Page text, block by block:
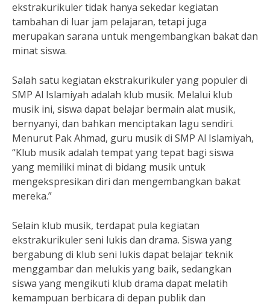
ekstrakurikuler tidak hanya sekedar kegiatan
tambahan di luar jam pelajaran, tetapi juga
merupakan sarana untuk mengembangkan bakat dan
minat siswa.
Salah satu kegiatan ekstrakurikuler yang populer di
SMP Al Islamiyah adalah klub musik. Melalui klub
musik ini, siswa dapat belajar bermain alat musik,
bernyanyi, dan bahkan menciptakan lagu sendiri.
Menurut Pak Ahmad, guru musik di SMP Al Islamiyah,
“Klub musik adalah tempat yang tepat bagi siswa
yang memiliki minat di bidang musik untuk
mengekspresikan diri dan mengembangkan bakat
mereka.”
Selain klub musik, terdapat pula kegiatan
ekstrakurikuler seni lukis dan drama. Siswa yang
bergabung di klub seni lukis dapat belajar teknik
menggambar dan melukis yang baik, sedangkan
siswa yang mengikuti klub drama dapat melatih
kemampuan berbicara di depan publik dan